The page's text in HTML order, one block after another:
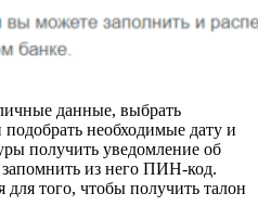
данные, выбрать
необходимые дату и
получить уведомление об
из него ПИН-код.
того, чтобы получить талон